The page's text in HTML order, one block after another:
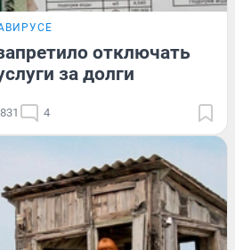
отключать
за долги
4